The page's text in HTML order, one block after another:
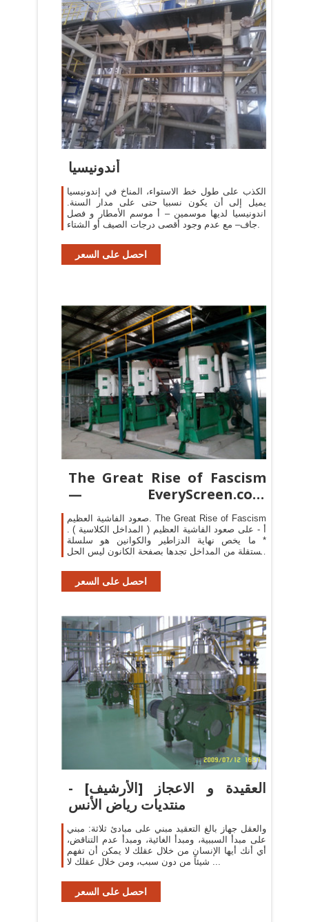
أندونيسيا
الكذب على طول خط الاستواء، المناخ في إندونيسيا
يميل إلى أن يكون نسبيا حتى على مدار السنة.
اندونيسيا لديها موسمين – أ موسم الأمطار و فصل
جاف– مع عدم وجود أقصى درجات الصيف أو الشتاء.
احصل على السعر
The Great Rise of Fascism
— EveryScreen.com
Thematic Page
صعود الفاشية العظيم. The Great Rise of Fascism
. أ - على صعود الفاشية العظيم ( المداخل الكلاسية )
* ما يخص نهاية الدزاطير والكوانين هو سلسلة
مستقلة من المداخل تجدها بصفحة الكانون ليس الحل
احصل على السعر
العقيدة و الاعجاز [الأرشيف] -
منتديات رياض الأنس
والعقل جهاز بالغ التعقيد مبني على مبادئ ثلاثة: مبني
على مبدأ السببية، ومبدأ الغائية، ومبدأ عدم التناقض،
أي أنك أيها الإنسان من خلال عقلك لا يمكن أن تفهم
شيئاً من دون سبب، ومن خلال عقلك لا ...
احصل على السعر